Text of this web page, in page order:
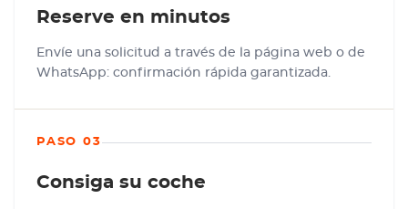
Reserve en minutos
Envíe una solicitud a través de la página web o de
WhatsApp: confirmación rápida garantizada.
PASO 03
Consiga su coche